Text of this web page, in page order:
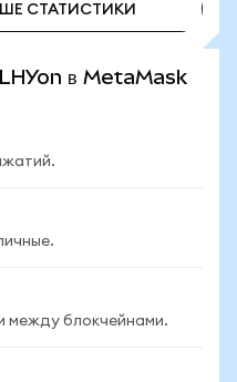
СТАТИСТИКИ
в MetaMask
и между блокчейнами.